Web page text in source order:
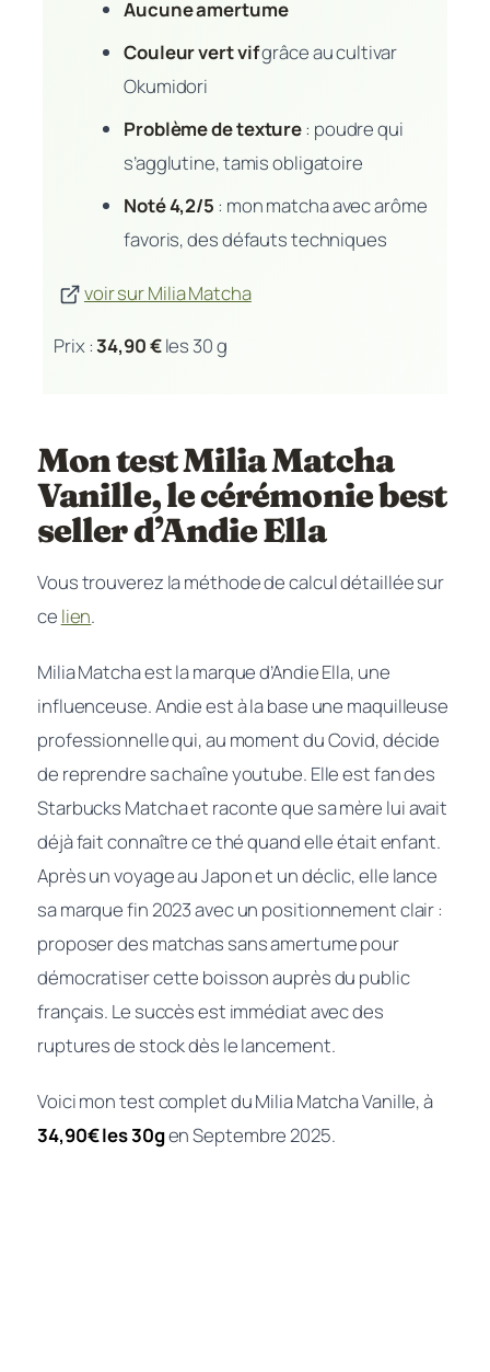
Aucune amertume
Couleur vert vifgrâce au cultivar
Okumidori
Problème de texture: poudre qui
s’agglutine, tamis obligatoire
Noté 4,2/5 : mon matcha avec arôme
favoris, des défauts techniques
voir sur Milia Matcha
Prix :34,90 €les 30 g
Mon test Milia Matcha
Vanille, le cérémonie best
seller d’Andie Ella
Vous trouverez la méthode de calcul détaillée sur
ce lien.
Milia Matcha est la marque d’Andie Ella, une
influenceuse. Andie est à la base une maquilleuse
professionnelle qui, au moment du Covid, décide
de reprendre sa chaîne youtube. Elle est fan des
Starbucks Matcha et raconte que sa mère lui avait
déjà fait connaître ce thé quand elle était enfant.
Après un voyage au Japon et un déclic, elle lance
sa marque fin 2023 avec un positionnement clair :
proposer des matchas sans amertume pour
démocratiser cette boisson auprès du public
français. Le succès est immédiat avec des
ruptures de stock dès le lancement.
Voici mon test complet du Milia Matcha Vanille, à
34,90€ les 30gen Septembre 2025.